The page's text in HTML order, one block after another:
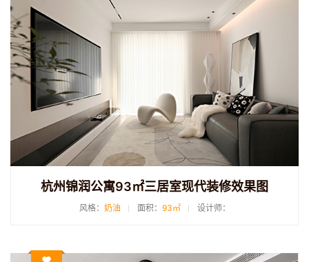
杭州锦润公寓93㎡三居室现代装修效果图
风格： 奶油 面积： 93㎡ 设计师：